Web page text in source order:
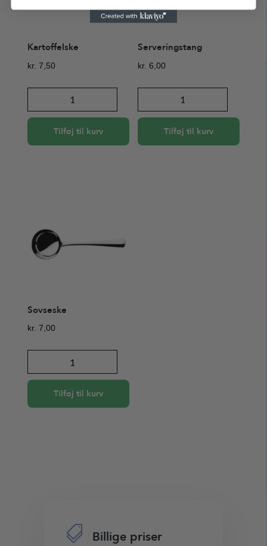
Kartoffelske
kr. 7,50
Kartoffelske
antal
Tilføj til kurv
Serveringstang
kr. 6,00
Serveringstang
antal
Tilføj til kurv
Sovseske
kr. 7,00
antal
Tilføj til kurv
 Billige priser